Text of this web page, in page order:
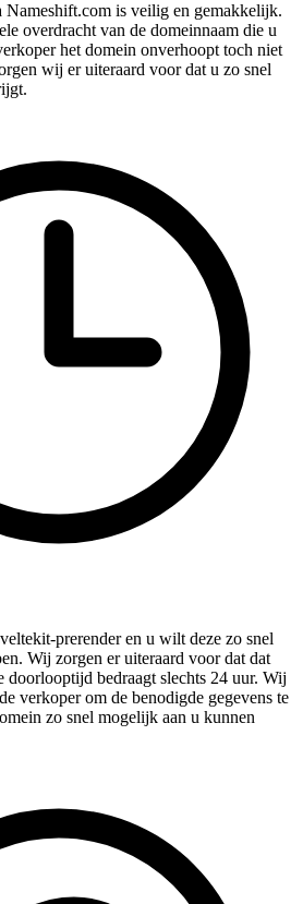
is veilig en gemakkelijk.
overdracht van de domeinnaam die u
het domein onverhoopt toch niet
wij er uiteraard voor dat u zo snel
prerender en u wilt deze zo snel
Wij zorgen er uiteraard voor dat dat
doorlooptijd bedraagt slechts 24 uur. Wij
verkoper om de benodigde gegevens te
zo snel mogelijk aan u kunnen